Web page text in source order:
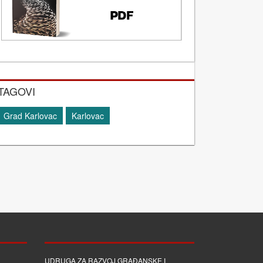
Grad Karlovac Karlovac
UDRUGA ZA RAZVOJ GRAĐANSKE I